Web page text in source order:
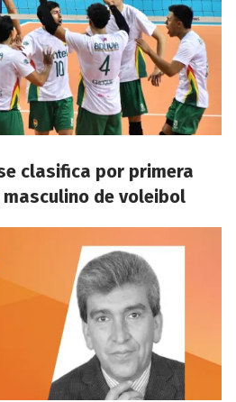
clasifica por primera
de voleibol